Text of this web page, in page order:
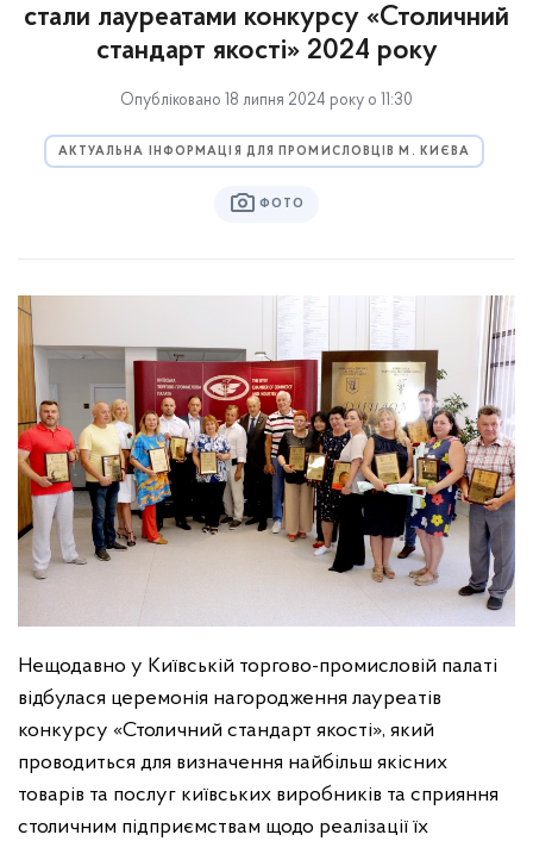
стали лауреатами конкурсу «Столичний
стандарт якості» 2024 року
Опубліковано 18 липня 2024 року о 11:30
АКТУАЛЬНА ІНФОРМАЦІЯ ДЛЯ ПРОМИСЛОВЦІВ М. КИЄВА
ФОТО
Нещодавно у Київській торгово-промисловій палаті
відбулася церемонія нагородження лауреатів
конкурсу «Столичний стандарт якості», який
проводиться для визначення найбільш якісних
товарів та послуг київських виробників та сприяння
столичним підприємствам щодо реалізації їх